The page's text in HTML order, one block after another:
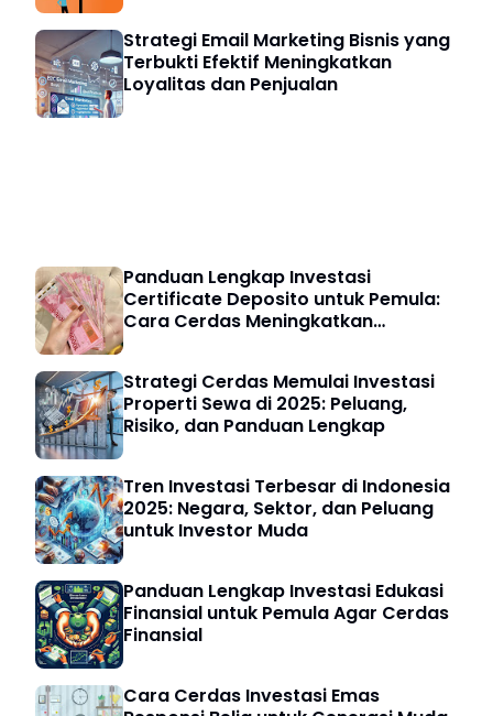
Strategi Email Marketing Bisnis yang
Terbukti Efektif Meningkatkan
Loyalitas dan Penjualan
Panduan Lengkap Investasi
Certificate Deposito untuk Pemula:
Cara Cerdas Meningkatkan
Strategi Cerdas Memulai Investasi
Properti Sewa di 2025: Peluang,
Risiko, dan Panduan Lengkap
Tren Investasi Terbesar di Indonesia
2025: Negara, Sektor, dan Peluang
untuk Investor Muda
Panduan Lengkap Investasi Edukasi
Finansial untuk Pemula Agar Cerdas
Finansial
Cara Cerdas Investasi Emas